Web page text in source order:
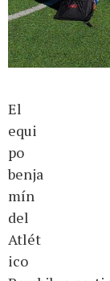
El
equi
po
benja
mín
del
Atlét
ico